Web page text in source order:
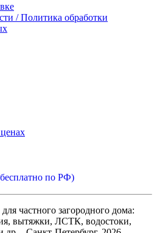
/ Политика обработки
по РФ)
частного загородного дома:
вытяжки, ЛСТК, водостоки,